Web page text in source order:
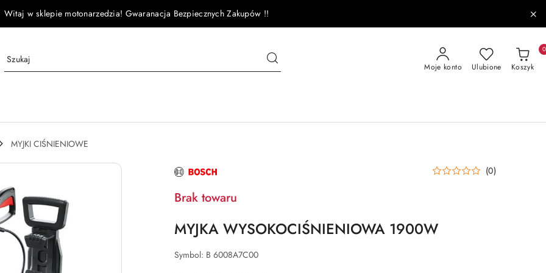
Witaj w sklepie motonarzedzia! Gwaranacja Bezpiecznych Zakupów !!
Moje konto Ulubione Koszyk
0
MYJKI CIŚNIENIOWE
NAZWA
PRODUCENTA: (0)
Brak towaru
MYJKA WYSOKOCIŚNIENIOWA 1900W
Symbol: B 6008A7C00